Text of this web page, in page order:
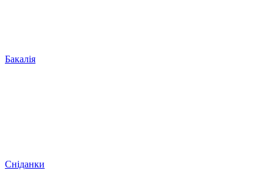
Бакалія
Сніданки